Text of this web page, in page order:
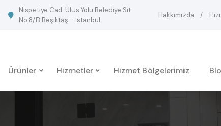
Nispetiye Cad. Ulus Yolu Belediye Sit.
No:8/B Beşiktaş - İstanbul
Hakkımızda
Ürünler Hizmetler Hizmet Bölgelerimiz